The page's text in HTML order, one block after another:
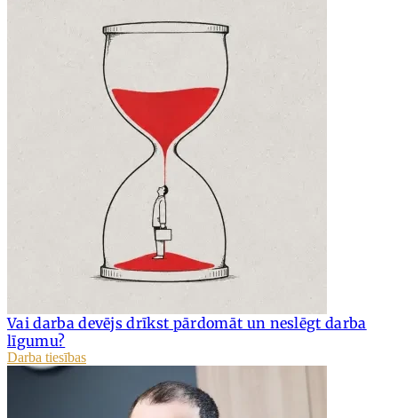
Vai darba devējs drīkst pārdomāt un neslēgt darba
līgumu?
Darba tiesības